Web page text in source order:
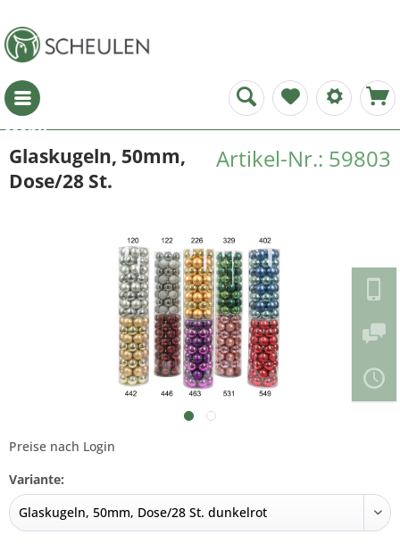
Menü
Artikel-Nr.: 59803
Glaskugeln, 50mm,
Dose/28 St.
Preise nach Login
Variante: